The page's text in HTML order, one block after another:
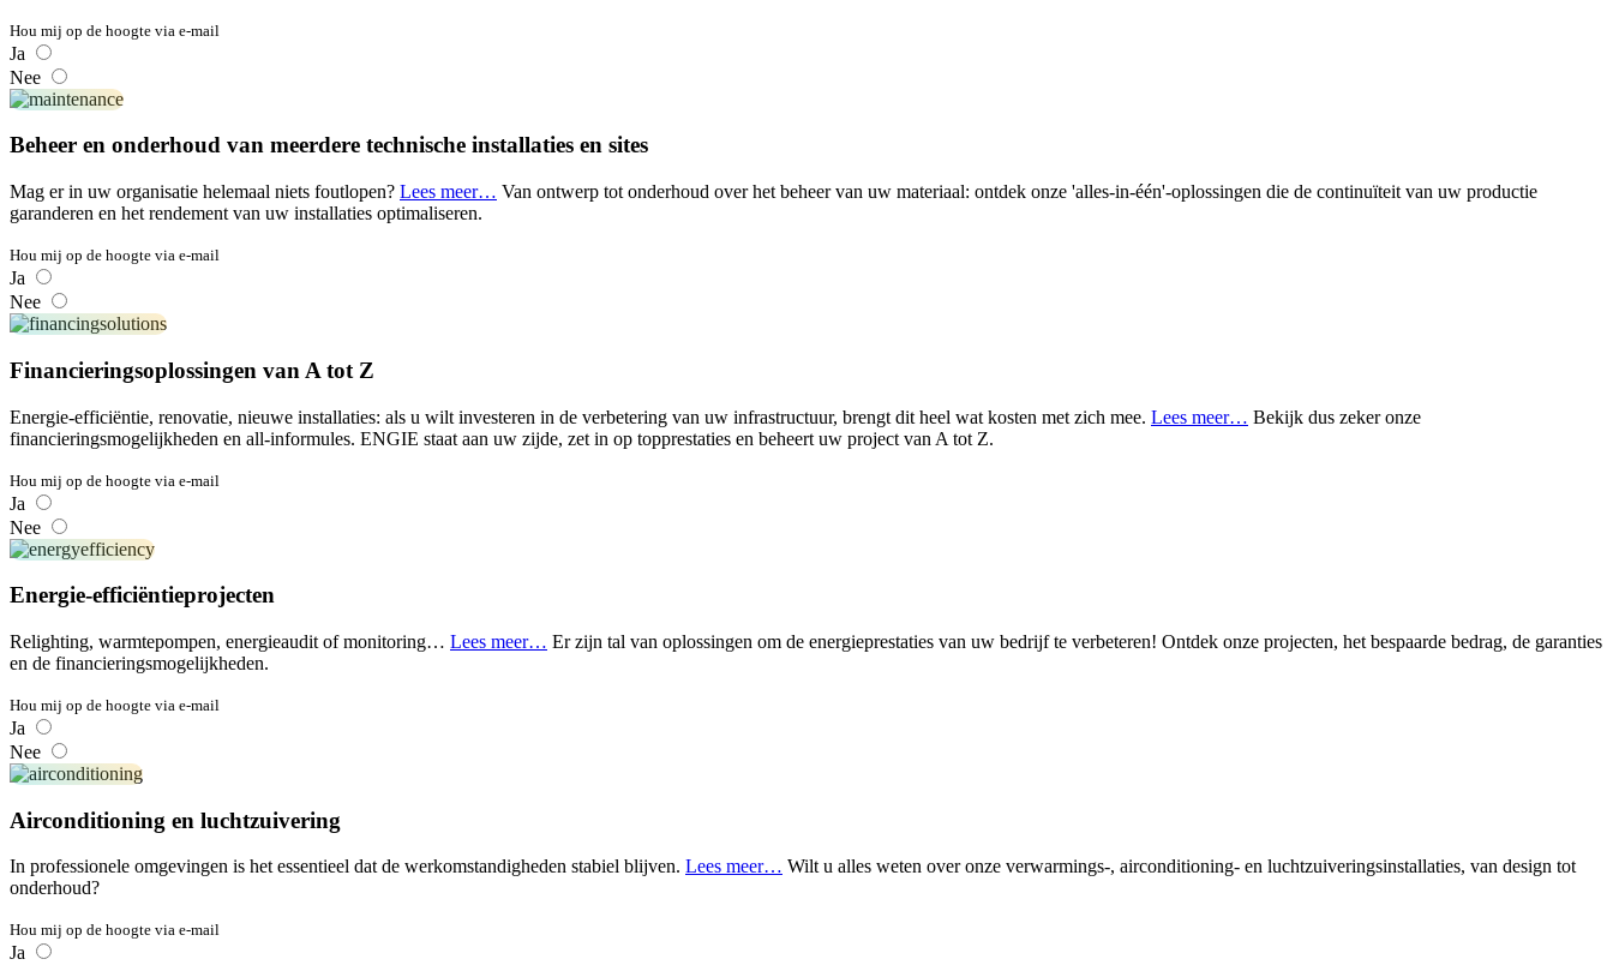
Hou mij op de hoogte via e-mail
Ja
Nee
Beheer en onderhoud van meerdere technische installaties en sites
Mag er in uw organisatie helemaal niets foutlopen? Lees meer… Van ontwerp tot onderhoud over het beheer van uw materiaal: ontdek onze 'alles-in-één'-oplossingen die de continuïteit van uw productie
garanderen en het rendement van uw installaties optimaliseren.
Hou mij op de hoogte via e-mail
Ja
Nee
Financieringsoplossingen van A tot Z
Energie-efficiëntie, renovatie, nieuwe installaties: als u wilt investeren in de verbetering van uw infrastructuur, brengt dit heel wat kosten met zich mee. Lees meer… Bekijk dus zeker onze
financieringsmogelijkheden en all-informules. ENGIE staat aan uw zijde, zet in op topprestaties en beheert uw project van A tot Z.
Hou mij op de hoogte via e-mail
Ja
Nee
Energie-efficiëntieprojecten
Relighting, warmtepompen, energieaudit of monitoring… Lees meer… Er zijn tal van oplossingen om de energieprestaties van uw bedrijf te verbeteren! Ontdek onze projecten, het bespaarde bedrag, de garanties
en de financieringsmogelijkheden.
Hou mij op de hoogte via e-mail
Ja
Nee
Airconditioning en luchtzuivering
In professionele omgevingen is het essentieel dat de werkomstandigheden stabiel blijven. Lees meer… Wilt u alles weten over onze verwarmings-, airconditioning- en luchtzuiveringsinstallaties, van design tot
onderhoud?
Hou mij op de hoogte via e-mail
Ja